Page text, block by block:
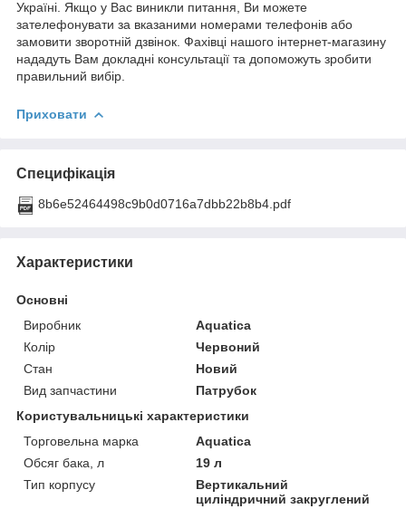
Україні. Якщо у Вас виникли питання, Ви можете
зателефонувати за вказаними номерами телефонів або
замовити зворотній дзвінок. Фахівці нашого інтернет-магазину
нададуть Вам докладні консультації та допоможуть зробити
правильний вибір.
Приховати
Специфікація
8b6e52464498c9b0d0716a7dbb22b8b4.pdf
Характеристики
Основні
Виробник
Aquatica
Колір
Червоний
Стан
Новий
Вид запчастини
Патрубок
Користувальницькі характеристики
Торговельна марка
Aquatica
Обсяг бака, л
19 л
Тип корпусу
Вертикальний
циліндричний закруглений